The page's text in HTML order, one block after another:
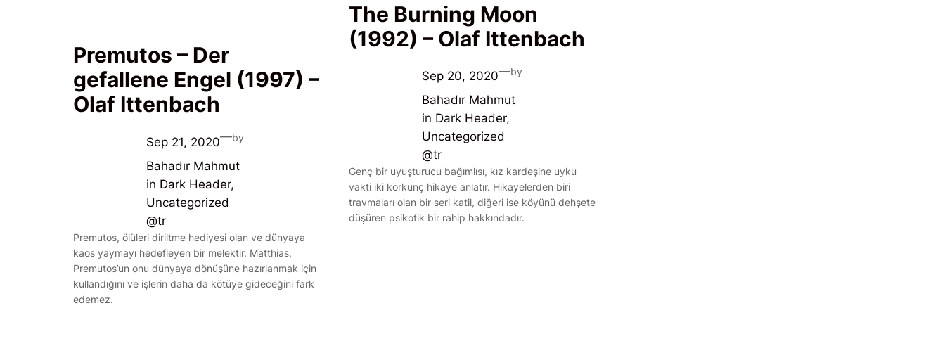
Premutos – Der
gefallene Engel (1997) –
Olaf Ittenbach
Sep 21, 2020—by
Bahadır Mahmut
in Dark Header
Uncategorized
@tr
Premutos, ölüleri diriltme hediyesi olan ve dünyaya
kaos yaymayı hedefleyen bir melektir. Matthias,
Premutos’un onu dünyaya dönüşüne hazırlanmak için
kullandığını ve işlerin daha da kötüye gideceğini fark
edemez.
The Burning Moon
(1992) – Olaf Ittenbach
Sep 20, 2020—by
Bahadır Mahmut
in Dark Header
Uncategorized
@tr
Genç bir uyuşturucu bağımlısı, kız kardeşine uyku
vakti iki korkunç hikaye anlatır. Hikayelerden biri
travmaları olan bir seri katil, diğeri ise köyünü dehşete
düşüren psikotik bir rahip hakkındadır.